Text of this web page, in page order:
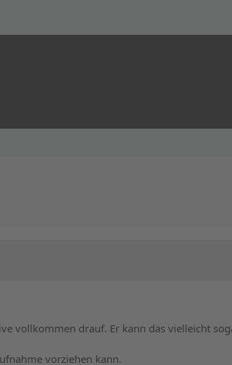
vollkommen drauf. Er kann das vielleicht
vorziehen kann.